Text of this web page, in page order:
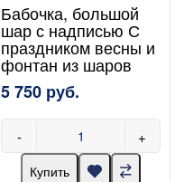
Бабочка, большой
шар с надписью С
праздником весны и
фонтан из шаров
5 750 руб.
- +
Купить